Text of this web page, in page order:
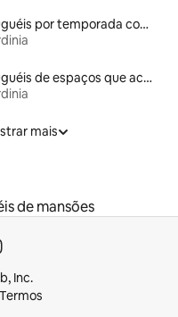
Aluguéis por temporada com acesso à praia
Aluguéis de espaços que aceitam animais de estimação
mais
de mansões
Inc.
Termos